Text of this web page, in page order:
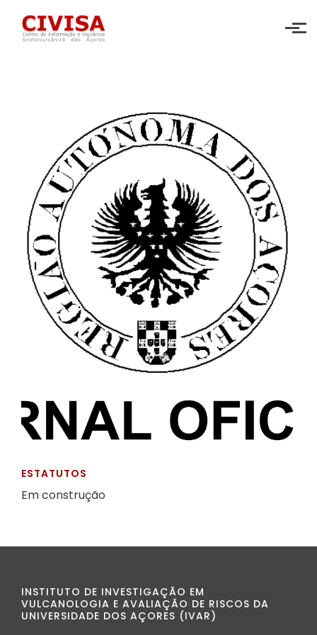
Skip to main content
ESTATUTOS
Em construção
INSTITUTO DE INVESTIGAÇÃO EM
VULCANOLOGIA E AVALIAÇÃO DE RISCOS DA
UNIVERSIDADE DOS AÇORES (IVAR)